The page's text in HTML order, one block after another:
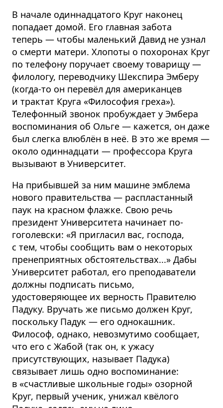
В начале одиннадцатого Круг наконец
попадает домой. Его главная забота
теперь — чтобы маленький Давид не узнал
о смерти матери. Хлопоты о похоронах Круг
по телефону поручает своему товарищу —
филологу, переводчику Шекспира Эмберу
(когда-то он перевёл для американцев
и трактат Круга «Философия греха»).
Телефонный звонок пробуждает у Эмбера
воспоминания об Ольге — кажется, он даже
был слегка влюблён в неё. В это же время —
около одиннадцати — профессора Круга
вызывают в Университет.
На прибывшей за ним машине эмблема
нового правительства — распластанный
паук на красном флажке. Свою речь
президент Университета начинает по-
гоголевски: «Я пригласил вас, господа,
с тем, чтобы сообщить вам о некоторых
пренеприятных обстоятельствах...» Дабы
Университет работал, его преподаватели
должны подписать письмо,
удостоверяющее их верность Правителю
Падуку. Вручать же письмо должен Круг,
поскольку Падук — его однокашник.
Философ, однако, невозмутимо сообщает,
что его с Жабой (так он, к ужасу
присутствующих, называет Падука)
связывает лишь одно воспоминание:
в «счастливые школьные годы» озорной
Круг, первый ученик, унижал квёлого